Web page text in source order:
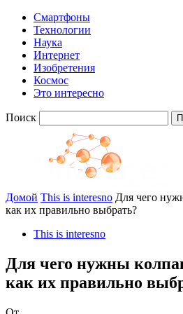
Смартфоны
Технологии
Наука
Интернет
Изобретения
Космос
Это интересно
Поиск
Домой This is interesno Для чего
как их правильно выбрать?
This is interesno
Для чего нужны
как их правильно